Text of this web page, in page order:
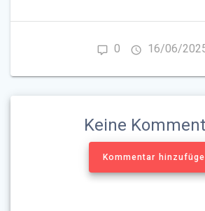
0 16/06/
Keine
Kommentar